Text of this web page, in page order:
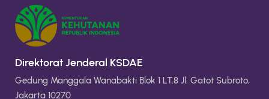
Direktorat Jenderal KSDAE
Gedung Manggala Wanabakti Blok 1 LT.8 Jl. Gatot Subroto,
Jakarta 10270